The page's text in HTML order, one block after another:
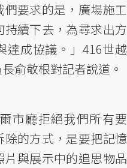
要求的是，廣場施工
續下去，為尋求出方
達成協議。」416世越
俞敬根對記者說道。
市廳拒絕我們所有要
的方式，是要把記憶
與展示中的追思物品